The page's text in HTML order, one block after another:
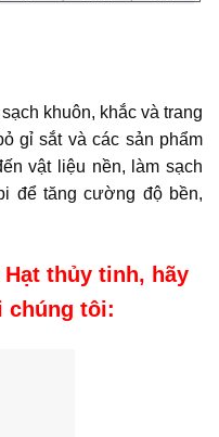
khuôn, khắc và trang
gỉ sắt và các sản phẩm
vật liệu nền, làm sạch
để tăng cường độ bền,
Hạt thủy tinh, hãy
chúng tôi: